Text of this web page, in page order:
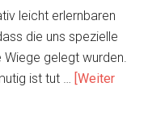
leicht erlernbaren
die uns spezielle
gelegt wurden.
ist tut … [Weiter